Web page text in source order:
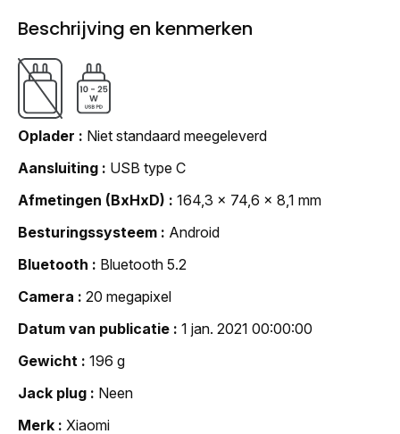
Beschrijving en kenmerken
Oplader
Niet standaard meegeleverd
Aansluiting
USB type C
Afmetingen (BxHxD)
164,3 x 74,6 x 8,1 mm
Besturingssysteem
Android
Bluetooth
Bluetooth 5.2
Camera
20 megapixel
Datum van publicatie
1 jan. 2021 00:00:00
Gewicht
196 g
Jack plug
Neen
Merk
Xiaomi